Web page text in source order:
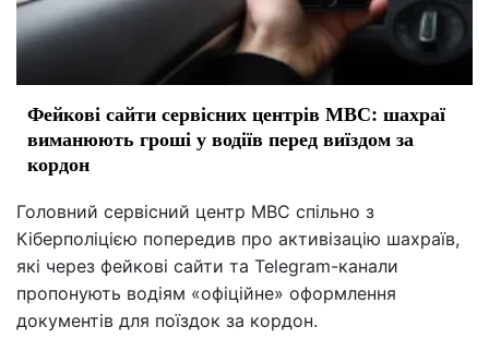
Фейкові сайти сервісних центрів МВС: шахраї
виманюють гроші у водіїв перед виїздом за
кордон
Головний сервісний центр МВС спільно з
Кіберполіцією попередив про активізацію шахраїв,
які через фейкові сайти та Telegram-канали
пропонують водіям «офіційне» оформлення
документів для поїздок за кордон.